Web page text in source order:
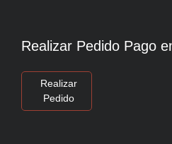
Realizar Pedido Pago
Realizar
Pedido